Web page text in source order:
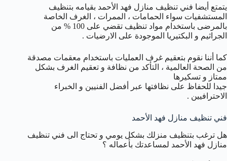
يتمتع أيضا فني تنظيف منازل فهد الأحمد بقيامه بتنظيف
المستشفيات سواء الحمامات ، الممرات ، الغرف الخاصة
بالمرضى باستخدام مواد تنظيف تقضي على 100 % من
الجراثيم و البكتيريا الموجودة على الارضيات .
كما أننا نقوم بتعقيم غرف العمليات باستخدام معقمات مصدقة
من الصحة العالمية ، التأكد من نظافة و تعقيم الغرف بشكل
ممتاز و تسكيرها
جيدا للحفاظ على نظافتها عبر أفضل الفنيين و الخبراء
الاحترافيين .
فني تنظيف منازل فهد الأحمد
هل ترغب بتنظيف منزلك بشكل يومي و تحتاج الى فني تنظيف
منازل فهد الأحمد لمساعدتك بأعماله ؟